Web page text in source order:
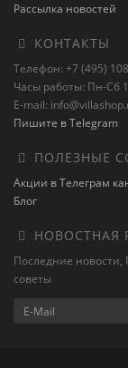
Рассылка новостей
КОНТАКТЫ
Телефон: +7 (495)
Часы работы: Пн-Сб
E-mail:
Пишите в Telegram
ПОЛЕЗНЫЕ
Акции в Телеграм
Блог
НОВОСТНАЯ
Последние
советы